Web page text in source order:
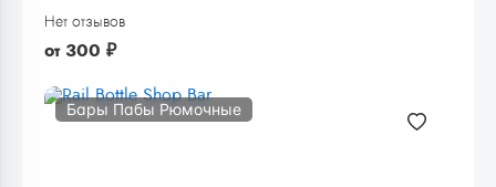
Нет отзывов
от 300 ₽
Бары Пабы Рюмочные